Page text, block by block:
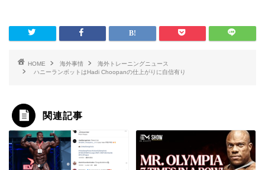
HOME 海外事情
海外トレーニングニュース
ハニーランボットはHadi Choopanの仕上がりに自信有り
関連記事